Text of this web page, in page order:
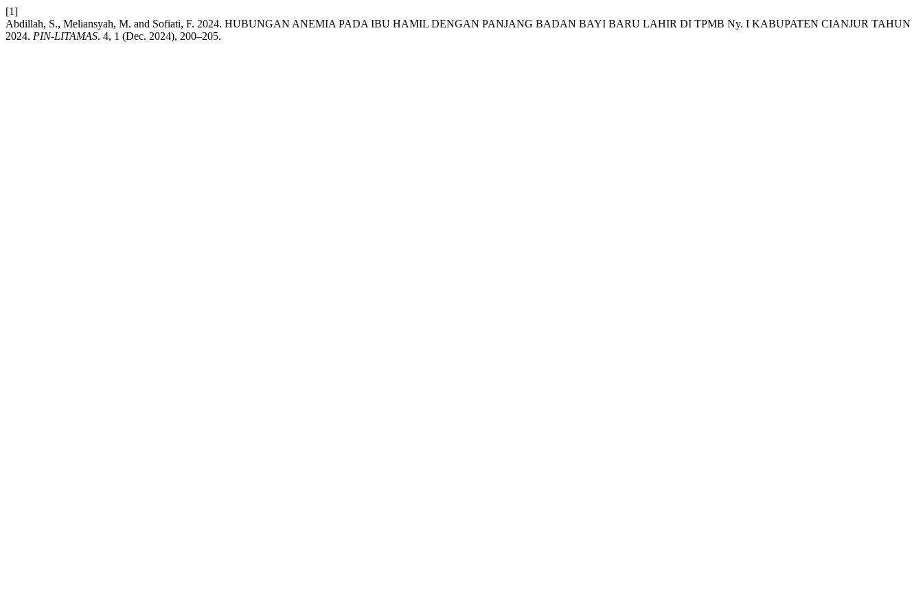
[1]
Abdillah, S., Meliansyah, M. and Sofiati, F. 2024. HUBUNGAN ANEMIA PADA IBU HAMIL DENGAN PANJANG BADAN BAYI BARU LAHIR DI TPMB Ny. I KABUPATEN CIANJUR TAHUN
2024. PIN-LITAMAS. 4, 1 (Dec. 2024), 200–205.